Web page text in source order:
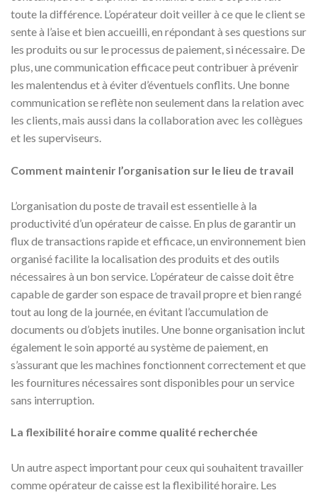
toute la différence. L’opérateur doit veiller à ce que le client se
sente à l’aise et bien accueilli, en répondant à ses questions sur
les produits ou sur le processus de paiement, si nécessaire. De
plus, une communication efficace peut contribuer à prévenir
les malentendus et à éviter d’éventuels conflits. Une bonne
communication se reflète non seulement dans la relation avec
les clients, mais aussi dans la collaboration avec les collègues
et les superviseurs.
Comment maintenir l’organisation sur le lieu de travail
L’organisation du poste de travail est essentielle à la
productivité d’un opérateur de caisse. En plus de garantir un
flux de transactions rapide et efficace, un environnement bien
organisé facilite la localisation des produits et des outils
nécessaires à un bon service. L’opérateur de caisse doit être
capable de garder son espace de travail propre et bien rangé
tout au long de la journée, en évitant l’accumulation de
documents ou d’objets inutiles. Une bonne organisation inclut
également le soin apporté au système de paiement, en
s’assurant que les machines fonctionnent correctement et que
les fournitures nécessaires sont disponibles pour un service
sans interruption.
La flexibilité horaire comme qualité recherchée
Un autre aspect important pour ceux qui souhaitent travailler
comme opérateur de caisse est la flexibilité horaire. Les